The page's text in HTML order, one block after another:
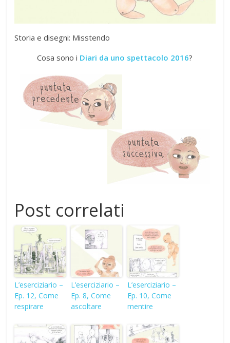
Storia e disegni: Misstendo
Cosa sono i Diari da uno spettacolo 2016?
Post correlati
L’eserciziario –
Ep. 12, Come
respirare
L’eserciziario –
Ep. 8, Come
ascoltare
L’eserciziario –
Ep. 10, Come
mentire